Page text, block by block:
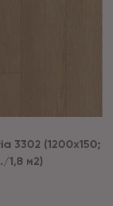
3302 (1200х150;
1,8 м2)